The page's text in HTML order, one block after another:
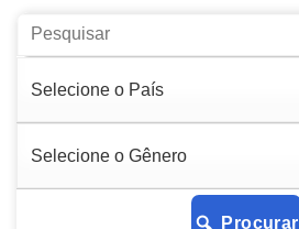
Procurar